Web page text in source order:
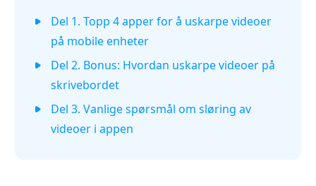
Del 1. Topp 4 apper for å uskarpe videoer
på mobile enheter
Del 2. Bonus: Hvordan uskarpe videoer på
skrivebordet
Del 3. Vanlige spørsmål om sløring av
videoer i appen